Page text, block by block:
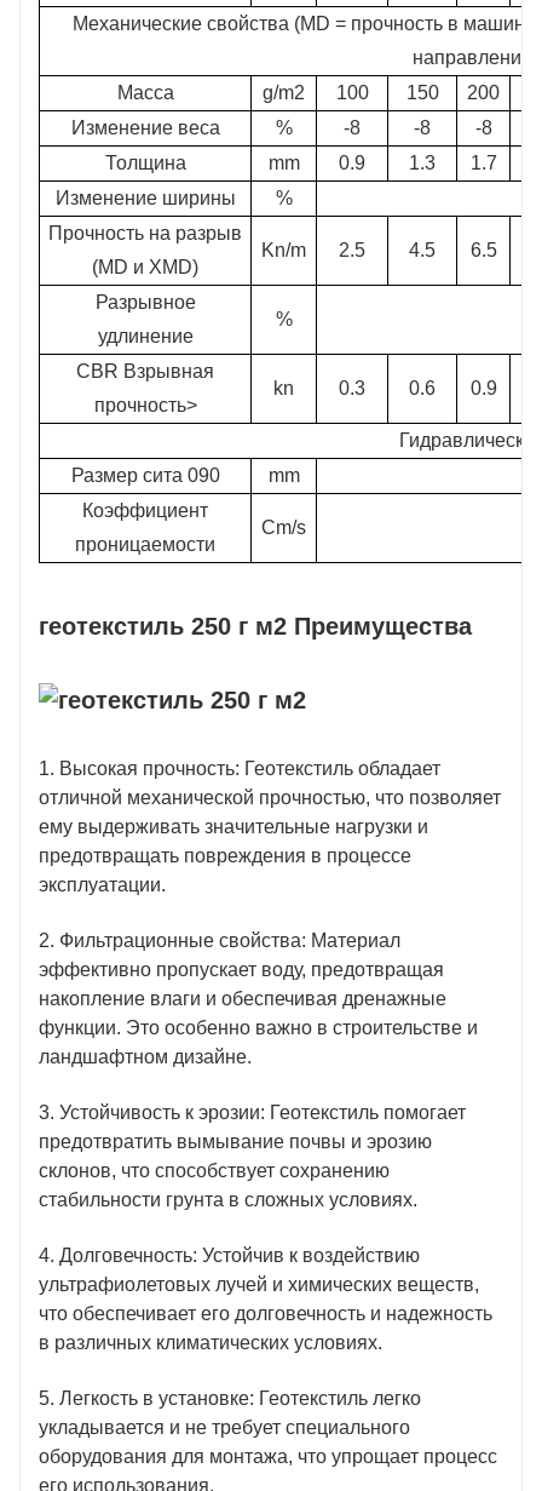
Механические свойства (MD = прочность в
Масса
g/m2 100 150 200
Изменение веса
% -8 -8 -8
Толщина
mm 0.9 1.3 1.7
Изменение ширины
%
Прочность на разрыв
(MD и XMD)
Kn/m 2.5 4.5 6.5
Разрывное
удлинение
%
CBR Взрывная
прочность>
kn 0.3 0.6 0.9
Размер сита 090
mm
Коэффициент
проницаемости
Cm/s
геотекстиль 250 г м2 Преимущества
1. Высокая прочность: Геотекстиль обладает
отличной механической прочностью, что позволяет
ему выдерживать значительные нагрузки и
предотвращать повреждения в процессе
эксплуатации.
2. Фильтрационные свойства: Материал
эффективно пропускает воду, предотвращая
накопление влаги и обеспечивая дренажные
функции. Это особенно важно в строительстве и
ландшафтном дизайне.
3. Устойчивость к эрозии: Геотекстиль помогает
предотвратить вымывание почвы и эрозию
склонов, что способствует сохранению
стабильности грунта в сложных условиях.
4. Долговечность: Устойчив к воздействию
ультрафиолетовых лучей и химических веществ,
что обеспечивает его долговечность и надежность
в различных климатических условиях.
5. Легкость в установке: Геотекстиль легко
укладывается и не требует специального
оборудования для монтажа, что упрощает процесс
его использования.